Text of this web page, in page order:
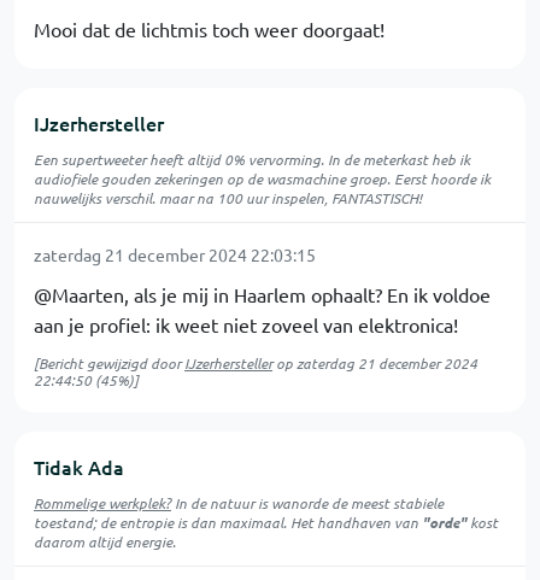
Mooi dat de lichtmis toch weer doorgaat!
IJzerhersteller
Een supertweeter heeft altijd 0% vervorming. In de meterkast heb ik
audiofiele gouden zekeringen op de wasmachine groep. Eerst hoorde ik
nauwelijks verschil. maar na 100 uur inspelen, FANTASTISCH!
zaterdag 21 december 2024 22:03:15
@Maarten, als je mij in Haarlem ophaalt? En ik voldoe
aan je profiel: ik weet niet zoveel van elektronica!
[Bericht gewijzigd doorIJzerherstellerop zaterdag 21 december 2024
22:44:50(45%)]
Tidak Ada
Rommelige werkplek?In de natuur iswanordede meest stabiele
toestand; de entropie is dan maximaal. Het handhaven van "orde"kost
daarom altijd energie.